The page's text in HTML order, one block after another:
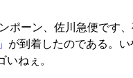
ポーン、佐川急便です
が到着したのである。
ねぇ。